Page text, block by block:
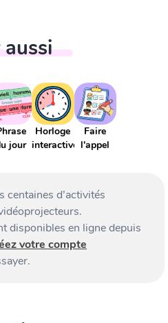
jour
Horloge
interactive
Faire
l'appel
centaines d’activités
disponibles en ligne depuis
votre compte